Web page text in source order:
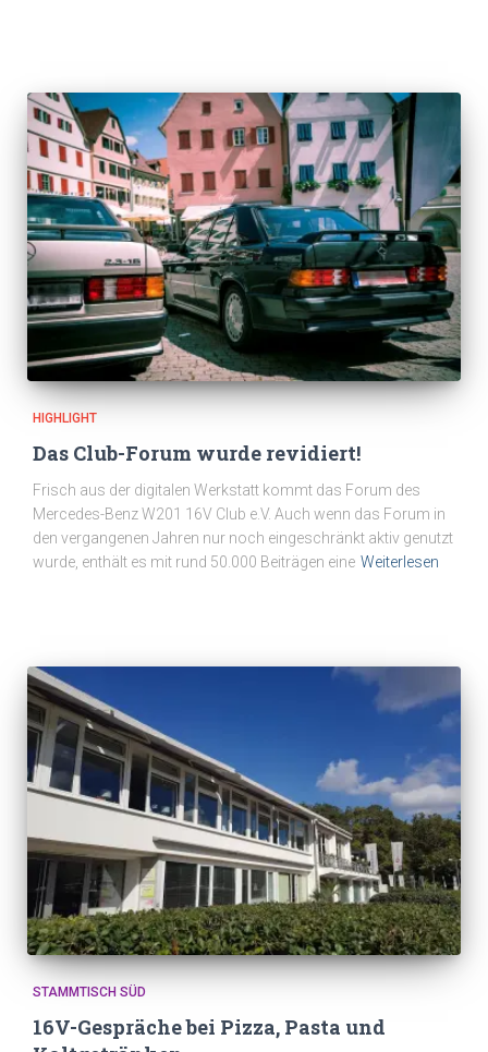
HIGHLIGHT
Das Club-Forum wurde revidiert!
Frisch aus der digitalen Werkstatt kommt das Forum des
Mercedes-Benz W201 16V Club e.V. Auch wenn das Forum in
den vergangenen Jahren nur noch eingeschränkt aktiv genutzt
wurde, enthält es mit rund 50.000 Beiträgen eine Weiterlesen
STAMMTISCH SÜD
16V-Gespräche bei Pizza, Pasta und